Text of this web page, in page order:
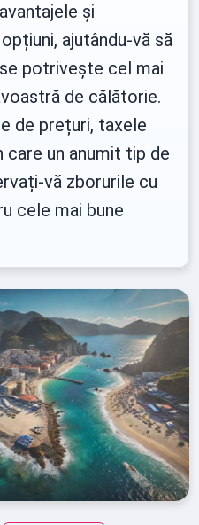
și
ajutându-vă să
potrivește cel mai
de călătorie.
de prețuri, taxele
care un anumit tip de
vă zborurile cu
cele mai bune